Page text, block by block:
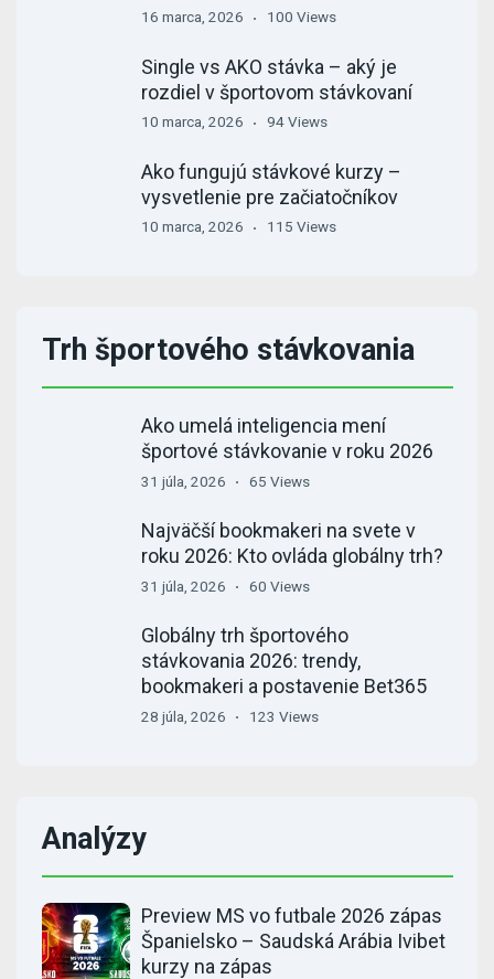
16 marca, 2026 100 Views
Single vs AKO stávka – aký je
rozdiel v športovom stávkovaní
10 marca, 2026 94 Views
Ako fungujú stávkové kurzy –
vysvetlenie pre začiatočníkov
10 marca, 2026 115 Views
Trh športového stávkovania
Ako umelá inteligencia mení
športové stávkovanie v roku 2026
31 júla, 2026 65 Views
Najväčší bookmakeri na svete v
roku 2026: Kto ovláda globálny trh?
31 júla, 2026 60 Views
Globálny trh športového
stávkovania 2026: trendy,
bookmakeri a postavenie Bet365
28 júla, 2026 123 Views
Analýzy
Preview MS vo futbale 2026 zápas
Španielsko – Saudská Arábia Ivibet
kurzy na zápas